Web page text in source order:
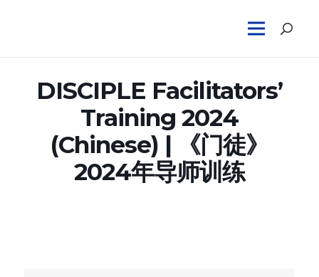
DISCIPLE Facilitators’
Training 2024
(Chinese) | 《门徒》
2024年导师训练